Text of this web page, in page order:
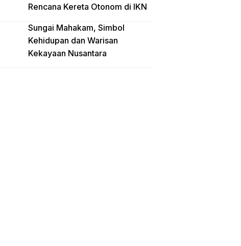
Rencana Kereta Otonom di IKN
Sungai Mahakam, Simbol
Kehidupan dan Warisan
Kekayaan Nusantara